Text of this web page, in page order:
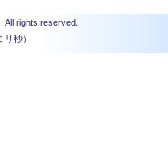
All rights reserved.
リ秒）